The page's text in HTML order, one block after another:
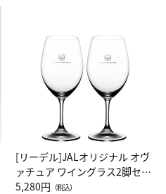
[リーデル]JALオリジナル オヴ
ァチュア ワイングラス2脚セッ
ト（レッドワイン）
5,280円 （税込）